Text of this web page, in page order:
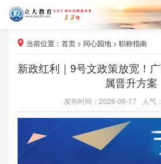
当前位置： 首页 > 同心园地 > 职称指南
新政红利｜9号文政策放宽！
属晋升方案
发布时间：2026-06-17 人气：